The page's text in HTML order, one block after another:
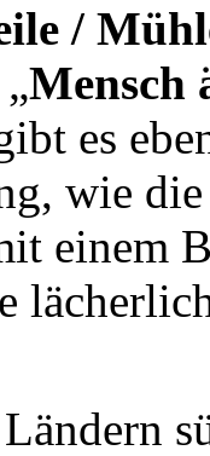
/
Mensch
es
wie
einem